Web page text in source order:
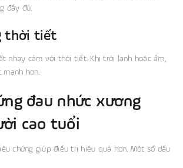
đầy đủ.
thời tiết
nhạy cảm với thời tiết. Khi trời lạnh hoặc ẩm,
mạnh hơn.
đau nhức xương
cao tuổi
chứng giúp điều trị hiệu quả hơn. Một số dấu